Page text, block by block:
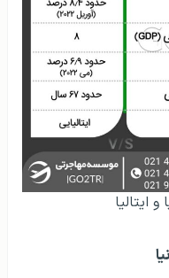
ایتالیا